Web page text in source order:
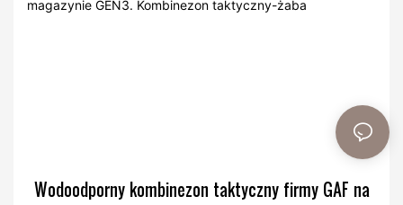
Wodoodporny kombinezon taktyczny firmy GAF na